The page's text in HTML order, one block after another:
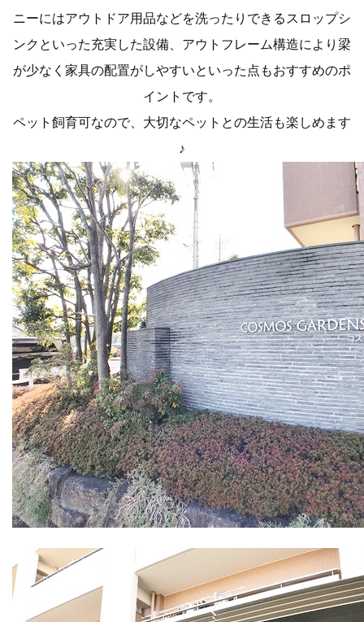
ニーにはアウトドア用品などを洗ったりできるスロップシ
ンクといった充実した設備、アウトフレーム構造により梁
が少なく家具の配置がしやすいといった点もおすすめのポ
イントです。
ペット飼育可なので、大切なペットとの生活も楽しめます
♪